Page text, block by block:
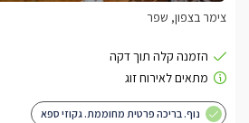
צימר בצפון, שפר
נוף. בריכה פרטית מחוממת. גקוזי ספא